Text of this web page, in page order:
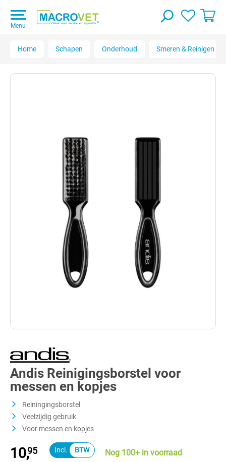
Menu
Home Schapen Onderhoud Smeren & Reinigen
Andis Reinigingsborstel voor
messen en kopjes
Reiningingsborstel
Veelzijdig gebruik
Voor messen en kopjes
10,95 Nog 100+ in voorraad